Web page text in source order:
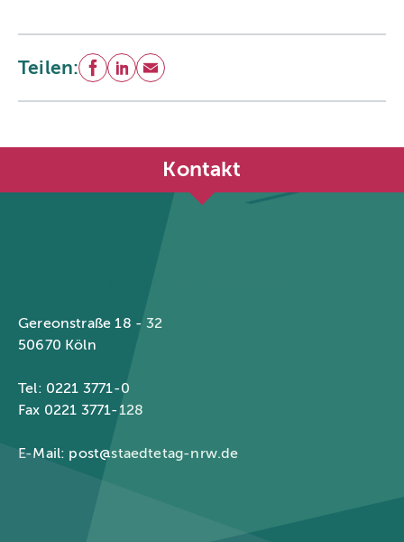
Teilen: Facebook
LinkedIn
E-Mail
Kontakt
Gereonstraße 18 - 32
50670 Köln
Tel: 0221 3771-0
Fax 0221 3771-128
E-Mail: post@staedtetag-nrw.de